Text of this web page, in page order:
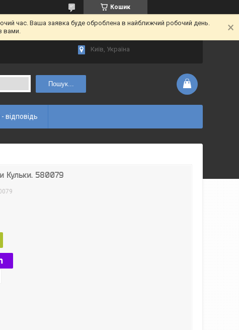
Кошик
час. Ваша заявка буде оброблена в найближчий робочий день.
вами.
Київ, Україна
Пошук...
відповідь
Кульки. 580079